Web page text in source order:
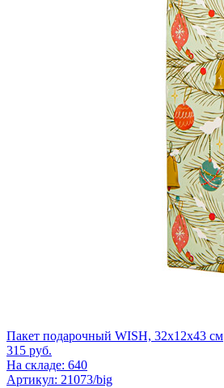
Пакет подарочный WISH, 32х12х43 см
315 руб.
На складе: 640
Артикул: 21073/big